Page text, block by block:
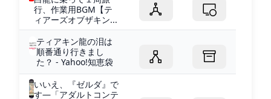
行、作業用BGM【テ
ィアーズオブザキン...
ティアキン龍の泪は
順番通り行きまし
た？ - Yahoo!知恵袋
いいえ、『ゼルダ』で
す―「アダルトコンテ